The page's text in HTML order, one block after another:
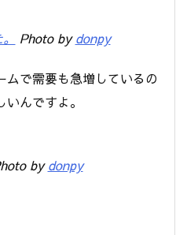
Photo bydonpy
ムで需要も急増しているの
んですよ。
bydonpy